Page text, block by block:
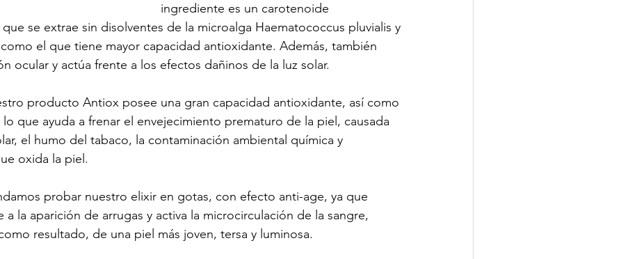
ingrediente es un carotenoide
se extrae sin disolventes de la microalga Haematococcus pluvialis y
el que tiene mayor capacidad antioxidante. Además, también
ocular y actúa frente a los efectos dañinos de la luz solar.
producto Antiox posee una gran capacidad antioxidante, así como
que ayuda a frenar el envejecimiento prematuro de la piel, causada
el humo del tabaco, la contaminación ambiental química y
oxida la piel.
probar nuestro elixir en gotas, con efecto anti-age, ya que
a la aparición de arrugas y activa la microcirculación de la sangre,
resultado, de una piel más joven, tersa y luminosa.